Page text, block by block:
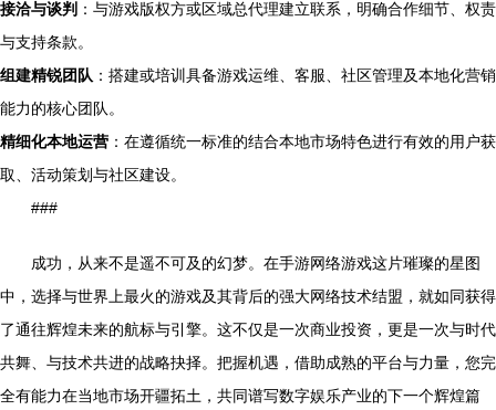
接洽与谈判 ：与游戏版权方或区域总代理建立联系，明确合作细节、权责
与支持条款。
组建精锐团队 ：搭建或培训具备游戏运维、客服、社区管理及本地化营销
能力的核心团队。
精细化本地运营 ：在遵循统一标准的结合本地市场特色进行有效的用户获
取、活动策划与社区建设。
###
成功，从来不是遥不可及的幻梦。在手游网络游戏这片璀璨的星图
中，选择与世界上最火的游戏及其背后的强大网络技术结盟，就如同获得
了通往辉煌未来的航标与引擎。这不仅是一次商业投资，更是一次与时代
共舞、与技术共进的战略抉择。把握机遇，借助成熟的平台与力量，您完
全有能力在当地市场开疆拓土，共同谱写数字娱乐产业的下一个辉煌篇